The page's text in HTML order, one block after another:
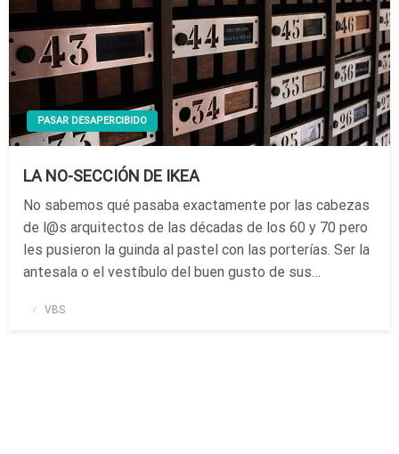
PASAR DESAPERCIBIDO
LA NO-SECCIÓN DE IKEA
No sabemos qué pasaba exactamente por las cabezas
de l@s arquitectos de las décadas de los 60 y 70 pero
les pusieron la guinda al pastel con las porterías. Ser la
antesala o el vestíbulo del buen gusto de sus…
Publicado
VBS